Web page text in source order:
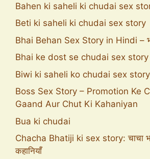
Bahen ki saheli ki chudai sex
Beti ki saheli ki chudai sex story
Bhai Behan Sex Story in Hindi –
Bhai ke dost se chudai sex story
Biwi ki saheli ko chudai sex story
Boss Sex Story – Promotion Ke
Gaand Aur Chut Ki Kahaniyan
Bua ki chudai
Chacha Bhatiji ki sex story: चाचा
कहानियाँ